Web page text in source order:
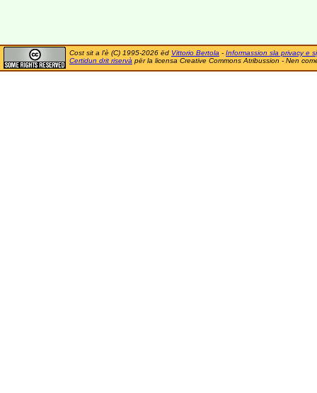
Cost sit a l'è (C) 1995-2026 ëd Vittorio Bertola - Informassion sla privacy e
Certidun drit riservà për la licensa Creative Commons Atribussion - Nen